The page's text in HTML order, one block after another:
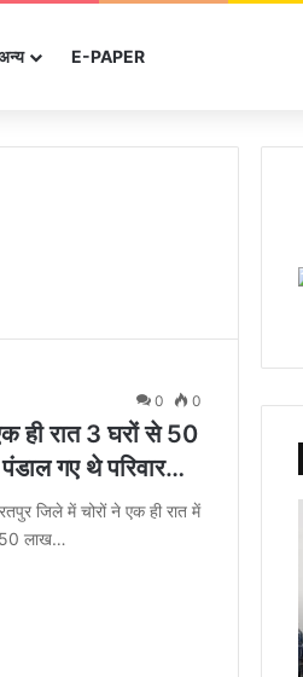
E-PAPER
0 0
ही रात 3 घरों से 50
पंडाल गए थे परिवार…
जिले में चोरों ने एक ही रात में
50 लाख…